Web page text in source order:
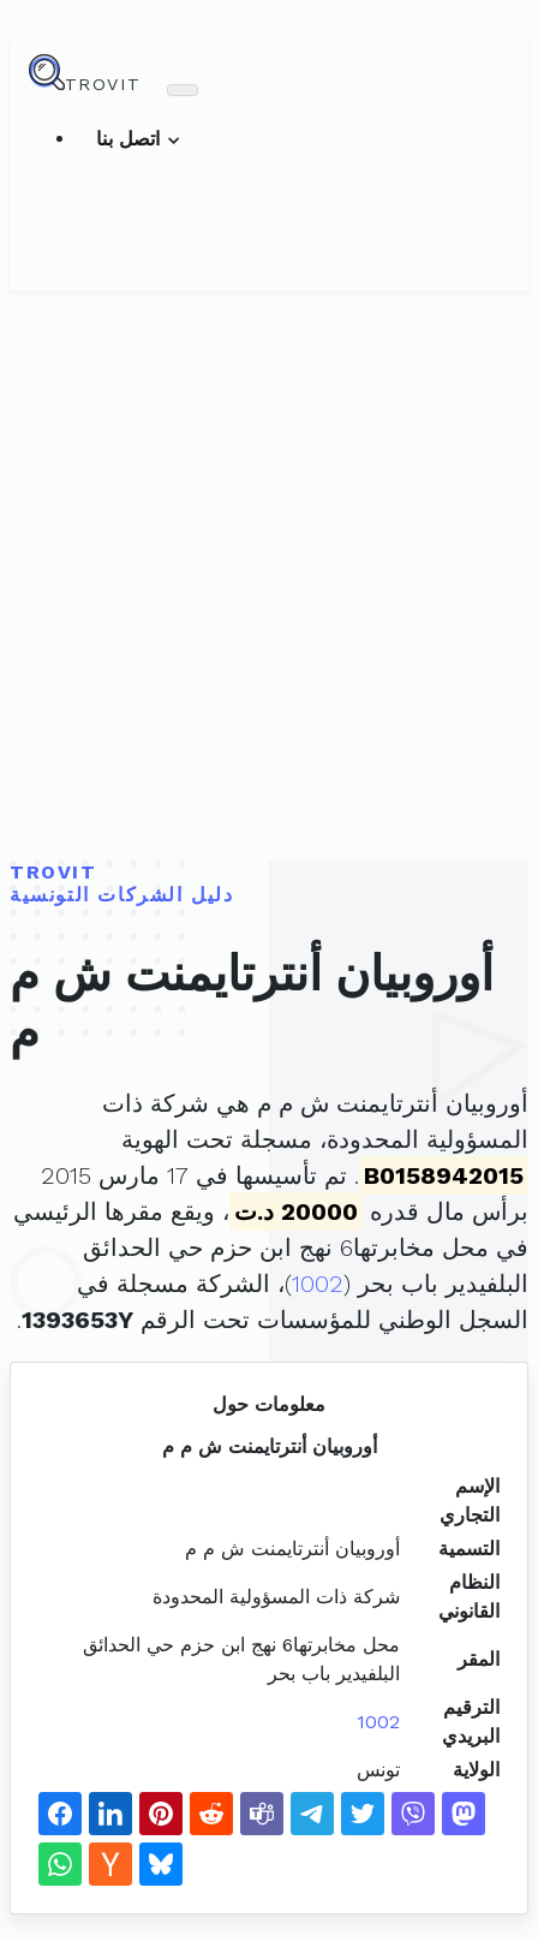
TROVIT
TROVIT
دليل الشركات التونسية
أوروبيان أنترتايمنت ش م
م
أوروبيان أنترتايمنت ش م م هي شركة ذات
المسؤولية المحدودة، مسجلة تحت الهوية
B0158942015
. تم تأسيسها في 17 مارس 2015
برأس مال قدره 20000 د.ت
، ويقع مقرها الرئيسي
في محل مخابرتها6 نهج ابن حزم حي الحدائق
البلفيدير باب بحر (1002)، الشركة مسجلة في
السجل الوطني للمؤسسات تحت الرقم 1393653Y
.
معلومات حول
أوروبيان أنترتايمنت ش م م
الإسم
التجاري
التسمية
أوروبيان أنترتايمنت ش م م
النظام
القانوني
شركة ذات المسؤولية المحدودة
المقر
محل مخابرتها6 نهج ابن حزم حي الحدائق
البلفيدير باب بحر
الترقيم
البريدي
1002
الولاية تونس